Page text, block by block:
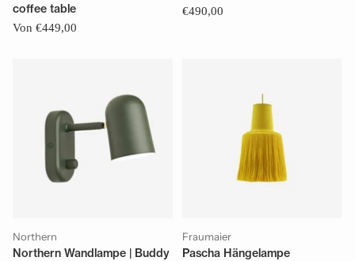
coffee table
Von €449,00
€490,00
Northern
Northern Wandlampe | Buddy
Fraumaier
Pascha Hängelampe